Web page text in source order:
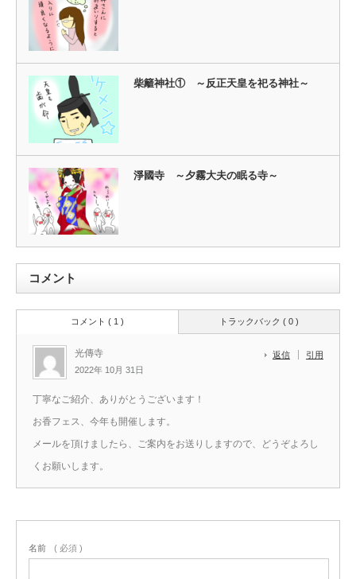
柴籬神社① ～反正天皇を祀る神社～
淨國寺 ～夕霧大夫の眠る寺～
コメント
トラックバック ( 0 )
コメント ( 1 )
光傳寺
2022年 10月 31日
返信 引用
丁寧なご紹介、ありがとうございます！
お香フェス、今年も開催します。
メールを頂けましたら、ご案内をお送りしますので、どうぞよろし
くお願いします。
名前 ( 必須 )